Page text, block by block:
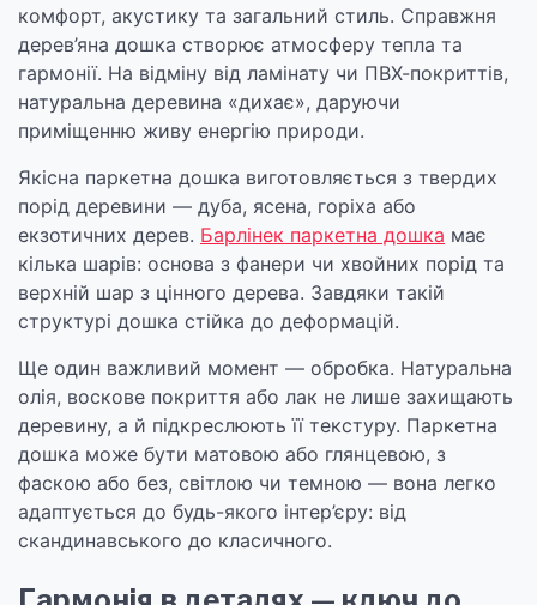
комфорт, акустику та загальний стиль. Справжня
дерев’яна дошка створює атмосферу тепла та
гармонії. На відміну від ламінату чи ПВХ-покриттів,
натуральна деревина «дихає», даруючи
приміщенню живу енергію природи.
Якісна паркетна дошка виготовляється з твердих
порід деревини — дуба, ясена, горіха або
екзотичних дерев. Барлінек паркетна дошка має
кілька шарів: основа з фанери чи хвойних порід та
верхній шар з цінного дерева. Завдяки такій
структурі дошка стійка до деформацій.
Ще один важливий момент — обробка. Натуральна
олія, воскове покриття або лак не лише захищають
деревину, а й підкреслюють її текстуру. Паркетна
дошка може бути матовою або глянцевою, з
фаскою або без, світлою чи темною — вона легко
адаптується до будь-якого інтер’єру: від
скандинавського до класичного.